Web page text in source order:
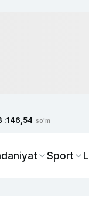
:146,54 so'm
Sport